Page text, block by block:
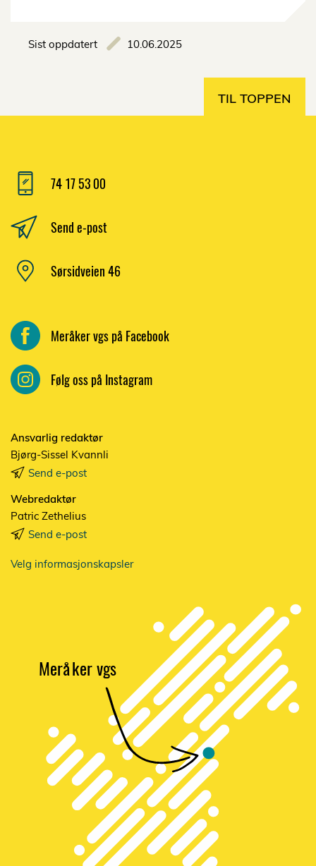
Sist oppdatert 10.06.2025
TIL TOPPEN
74 17 53 00
Send e-post
Sørsidveien 46
Meråker vgs på Facebook
Følg oss på Instagram
Ansvarlig redaktør
Bjørg-Sissel Kvannli
Send e-post
Webredaktør
Patric Zethelius
Send e-post
Velg informasjonskapsler
Meråker vgs